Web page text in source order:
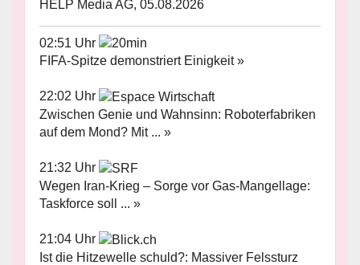
HELP Media AG, 05.08.2026
02:51 Uhr
FIFA-Spitze demonstriert Einigkeit »
22:02 Uhr
Zwischen Genie und Wahnsinn: Roboterfabriken
auf dem Mond? Mit ... »
21:32 Uhr
Wegen Iran-Krieg – Sorge vor Gas-Mangellage:
Taskforce soll ... »
21:04 Uhr
Ist die Hitzewelle schuld?: Massiver Felssturz